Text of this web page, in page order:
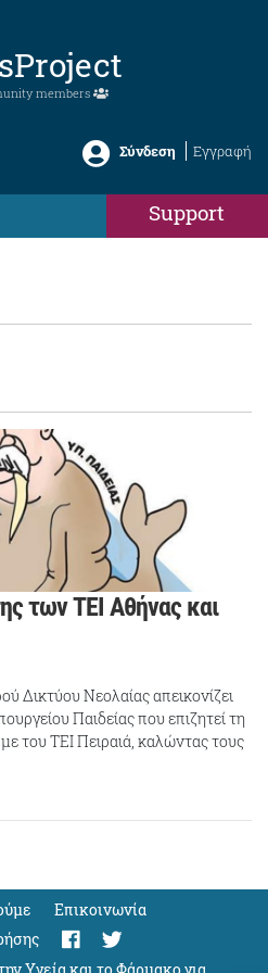
members
Σύνδεση Εγγραφή
Support
των ΤΕΙ Αθήνας και
Δικτύου Νεολαίας απεικονίζει
Παιδείας που επιζητεί τη
του ΤΕΙ Πειραιά, καλώντας τους
Eπικοινωνία